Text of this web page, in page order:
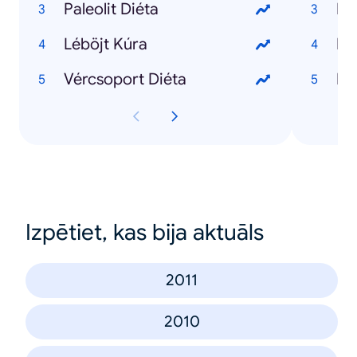
Paleolit Diéta
Léböjt Kúra
Vércsoport Diéta
Izpētiet, kas bija aktuāls
2011
2010